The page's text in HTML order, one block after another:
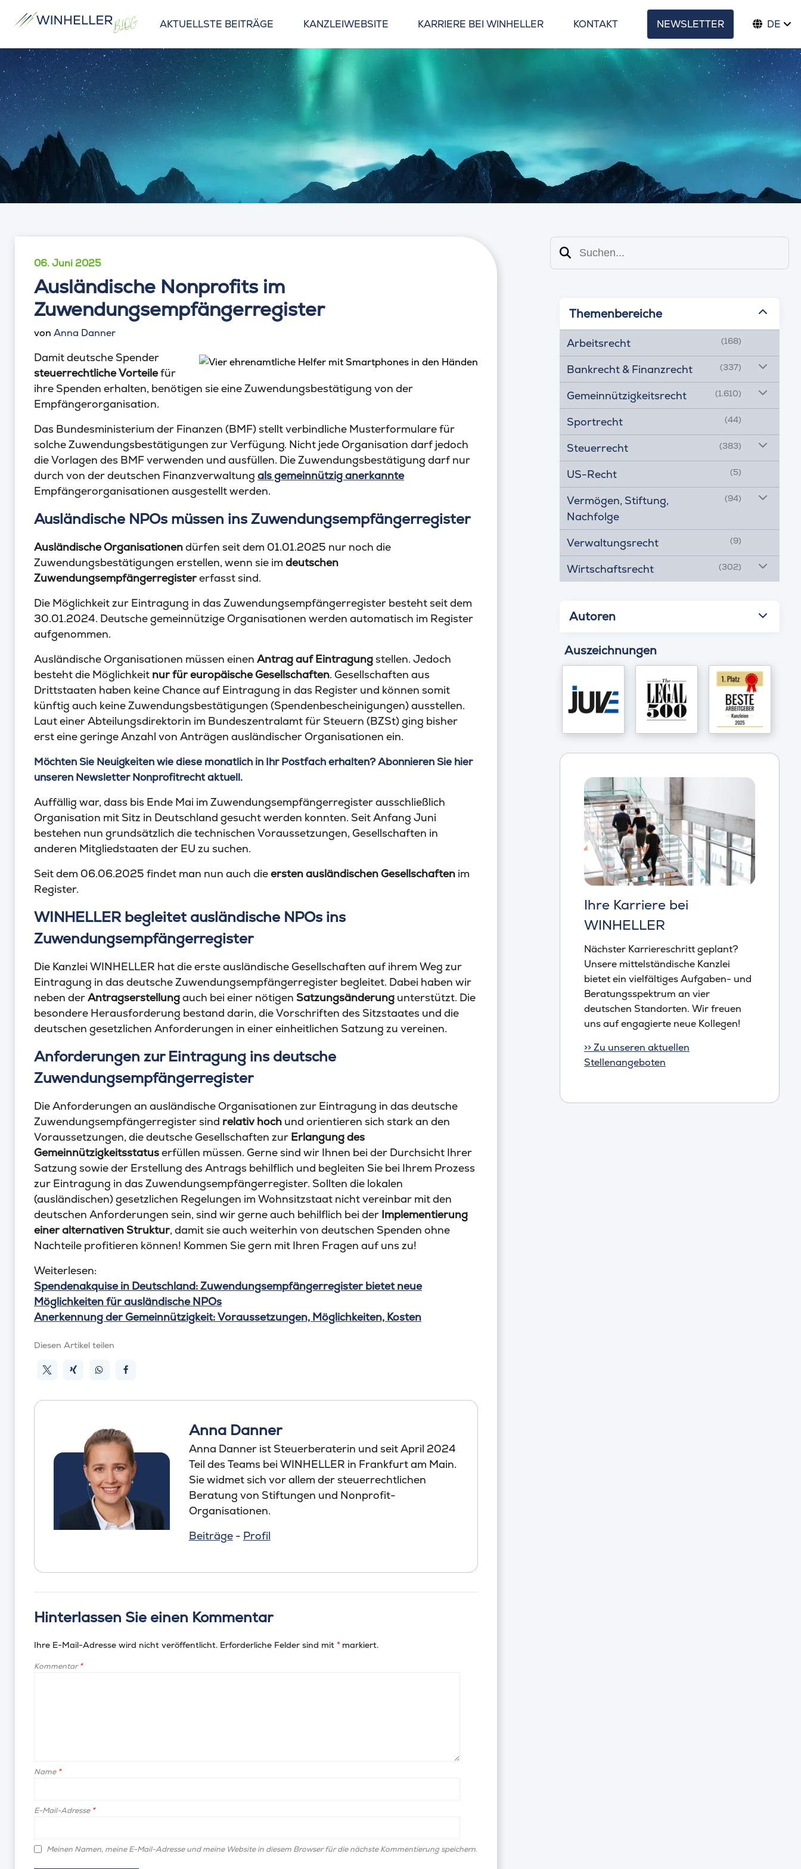
AKTUELLSTE BEITRÄGE KANZLEIWEBSITE KARRIERE BEI WINHELLER KONTAKT NEWSLETTER DE
06. Juni 2025
Ausländische Nonprofits im
Zuwendungsempfängerregister
von Anna Danner
Damit deutsche Spender
steuerrechtliche Vorteilefür
ihre Spenden erhalten, benötigen sie eine Zuwendungsbestätigung von der
Empfängerorganisation.
Das Bundesministerium der Finanzen (BMF) stellt verbindliche Musterformulare für
solche Zuwendungsbestätigungen zur Verfügung. Nicht jede Organisation darf jedoch
die Vorlagen des BMF verwenden und ausfüllen. Die Zuwendungsbestätigung darf nur
durch von der deutschen Finanzverwaltung als gemeinnützig anerkannte
Empfängerorganisationen ausgestellt werden.
Ausländische NPOs müssen ins Zuwendungsempfängerregister
Ausländische Organisationendürfen seit dem 01.01.2025 nur noch die
Zuwendungsbestätigungen erstellen, wenn sie im deutschen
Zuwendungsempfängerregistererfasst sind.
Die Möglichkeit zur Eintragung in das Zuwendungsempfängerregister besteht seit dem
30.01.2024. Deutsche gemeinnützige Organisationen werden automatisch im Register
aufgenommen.
Ausländische Organisationen müssen einen Antrag auf Eintragungstellen. Jedoch
besteht die Möglichkeit nur für europäische Gesellschaften. Gesellschaften aus
Drittstaaten haben keine Chance auf Eintragung in das Register und können somit
künftig auch keine Zuwendungsbestätigungen (Spendenbescheinigungen) ausstellen.
Laut einer Abteilungsdirektorin im Bundeszentralamt für Steuern (BZSt) ging bisher
erst eine geringe Anzahl von Anträgen ausländischer Organisationen ein.
Möchten Sie Neuigkeiten wie diese monatlich in Ihr Postfach erhalten? Abonnieren Sie hier
unseren Newsletter Nonprofitrecht aktuell.
Auffällig war, dass bis Ende Mai im Zuwendungsempfängerregister ausschließlich
Organisation mit Sitz in Deutschland gesucht werden konnten. Seit Anfang Juni
bestehen nun grundsätzlich die technischen Voraussetzungen, Gesellschaften in
anderen Mitgliedstaaten der EU zu suchen.
Seit dem 06.06.2025 findet man nun auch dieersten ausländischen Gesellschaften im
Register.
WINHELLER begleitet ausländische NPOs ins
Zuwendungsempfängerregister
Die Kanzlei WINHELLER hat die erste ausländische Gesellschaften auf ihrem Weg zur
Eintragung in das deutsche Zuwendungsempfängerregister begleitet. Dabei haben wir
neben derAntragserstellungauch bei einer nötigen Satzungsänderung unterstützt. Die
besondere Herausforderung bestand darin, die Vorschriften des Sitzstaates und die
deutschen gesetzlichen Anforderungen in einer einheitlichen Satzung zu vereinen.
Anforderungen zur Eintragung ins deutsche
Zuwendungsempfängerregister
Die Anforderungen an ausländische Organisationen zur Eintragung in das deutsche
Zuwendungsempfängerregister sind relativ hoch und orientieren sich stark an den
Voraussetzungen, die deutsche Gesellschaften zur Erlangung des
Gemeinnützigkeitsstatuserfüllen müssen. Gerne sind wir Ihnen bei der Durchsicht Ihrer
Satzung sowie der Erstellung des Antrags behilflich und begleiten Sie bei Ihrem Prozess
zur Eintragung in das Zuwendungsempfängerregister. Sollten die lokalen
(ausländischen) gesetzlichen Regelungen im Wohnsitzstaat nicht vereinbar mit den
deutschen Anforderungen sein, sind wir gerne auch behilflich bei der Implementierung
einer alternativen Struktur, damit sie auch weiterhin von deutschen Spenden ohne
Nachteile profitieren können! Kommen Sie gern mit Ihren Fragen auf uns zu!
Weiterlesen:
Spendenakquise in Deutschland: Zuwendungsempfängerregister bietet neue
Möglichkeiten für ausländische NPOs
Anerkennung der Gemeinnützigkeit: Voraussetzungen, Möglichkeiten, Kosten
Diesen Artikel teilen
Anna Danner
Anna Danner ist Steuerberaterin und seit April 2024
Teil des Teams bei WINHELLER in Frankfurt am Main.
Sie widmet sich vor allem der steuerrechtlichen
Beratung von Stiftungen und Nonprofit-
Organisationen.
Beiträge- Profil
Hinterlassen Sie einen Kommentar
Ihre E-Mail-Adresse wird nicht veröffentlicht. Erforderliche Felder sind mit *markiert.
Kommentar*
Name *
E-Mail-Adresse *
Meinen Namen, meine E-Mail-Adresse und meine Website in diesem Browser für die nächste Kommentierung speichern.
Suchen
Themenbereiche
Arbeitsrecht (168)
Bankrecht & Finanzrecht (337)
Gemeinnützigkeitsrecht (1.610)
Sportrecht (44)
Steuerrecht (383)
US-Recht (5)
Vermögen, Stiftung,
Nachfolge
(94)
Verwaltungsrecht (9)
Wirtschaftsrecht (302)
Autoren
Auszeichnungen
Ihre Karriere bei
WINHELLER
Nächster Karriereschritt geplant?
Unsere mittelständische Kanzlei
bietet ein vielfältiges Aufgaben- und
Beratungsspektrum an vier
deutschen Standorten. Wir freuen
uns auf engagierte neue Kollegen!
>> Zu unseren aktuellen
Stellenangeboten